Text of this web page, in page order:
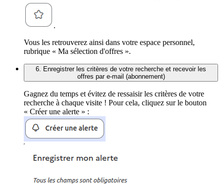
.
Vous les retrouverez ainsi dans votre espace personnel,
rubrique « Ma sélection d'offres ».
6. Enregistrer les critères de votre recherche et recevoir les
offres par e-mail (abonnement)
Gagnez du temps et évitez de ressaisir les critères de votre
recherche à chaque visite ! Pour cela, cliquez sur le bouton
« Créer une alerte » :